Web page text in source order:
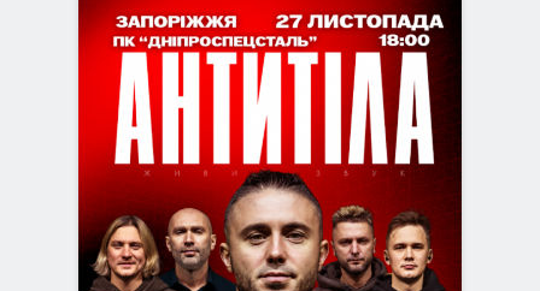
БИЛЕТЫ